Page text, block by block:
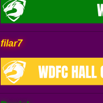
filar7